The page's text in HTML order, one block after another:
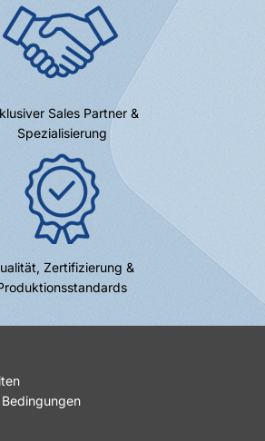
Sales Partner &
Spezialisierung
Zertifizierung &